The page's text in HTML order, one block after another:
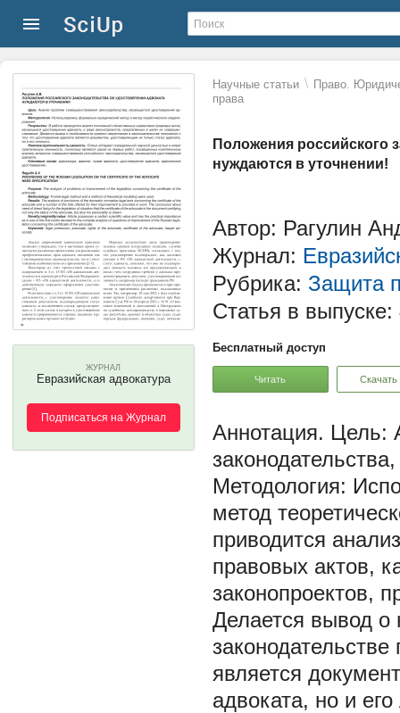
Научные статьи \ Право.
права
Положения российского
нуждаются в уточнении!
ЖУРНАЛ
Евразийская адвокатура
Подписаться на Журнал
Автор: Рагулин
Журнал:
Рубрика: Защита
Статья в выпуске:
Бесплатный доступ
Читать Скачать
Цель:
Методология:
метод
приводится
правовых актов,
законопроектов,
Делается вывод о
является
адвоката, но и